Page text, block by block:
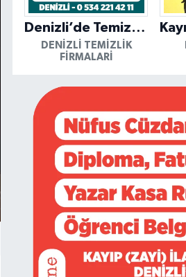
Denizli’de Temizliğin Güvenilir Adresi: Özkan Yerinde Yıkama
DENIZLI TEMIZLIK
FIRMALARI